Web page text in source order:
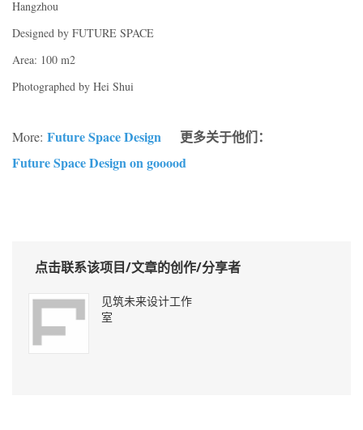
Hangzhou
Designed by FUTURE SPACE
Area: 100 m2
Photographed by Hei Shui
More: Future Space Design 更多关于他们：
Future Space Design on gooood
点击联系该项目/文章的创作/分享者
见筑未来设计工作
室